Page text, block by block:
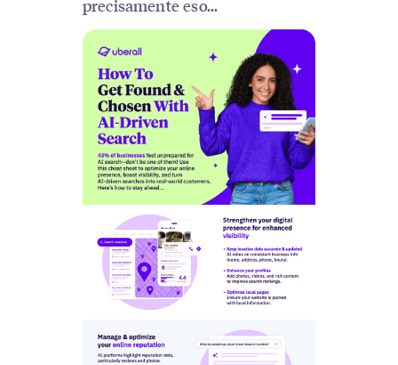
precisamente eso...